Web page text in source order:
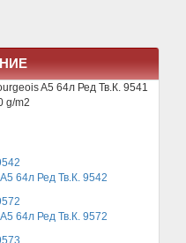
A5 64л Ред Тв.К. 9541
g/m2
64л Ред Тв.К. 9542
64л Ред Тв.К. 9572